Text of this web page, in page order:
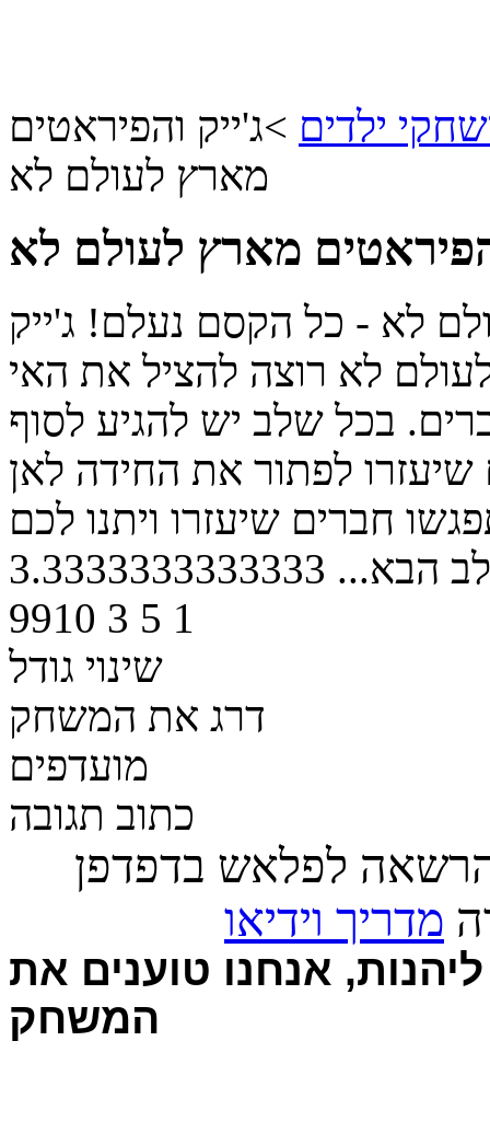
ילדים >ג'ייק והפיראטים
מארץ לעולם לא
מארץ לעולם לא
לא - כל הקסם נעלם! ג'ייק
לא רוצה להציל את האי
בכל שלב יש להגיע לסוף
לפתור את החידה לאן
חברים שיעזרו ויתנו לכם
הבא... 3.3333333333333
9910 3 5 1
שינוי גודל
דרג את המשחק
מועדפים
כתוב תגובה
לפלאש בדפדפן
מדריך וידיאו
אנחנו טוענים את
המשחק